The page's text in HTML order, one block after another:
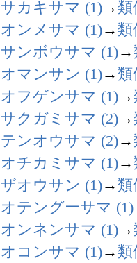
サカキサマ (1)→ 類
オンメサマ (1)→ 類
サンボウサマ (1)→
オマンサン (1)→ 類
オフゲンサマ (1)→
サクガミサマ (2)→
テンオウサマ (2)→
オチカミサマ (1)→
ザオウサン (1)→ 類
オテングーサマ (1)
オンネンサマ (1)→
オコンサマ (1)→ 類